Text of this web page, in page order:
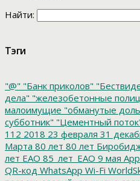
Найти:
Тэги
"@" "Банк приколов"
дела" "железобетонные
малоимущие "обманутые
субботник" "Цементный
112 2018 23 февраля 31
Марта 80 лет 80 лет
лет ЕАО 85_лет_ЕАО 9 мая
QR-код WhatsApp Wi-Fi